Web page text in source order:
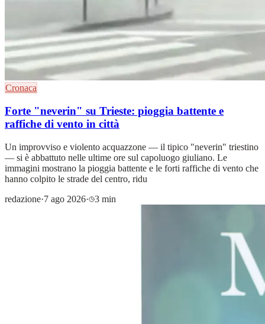
Cronaca
Forte "neverin" su Trieste: pioggia battente e
raffiche di vento in città
Un improvviso e violento acquazzone — il tipico "neverin" triestino
— si è abbattuto nelle ultime ore sul capoluogo giuliano. Le
immagini mostrano la pioggia battente e le forti raffiche di vento che
hanno colpito le strade del centro, ridu
redazione·7 ago 2026· 3 min